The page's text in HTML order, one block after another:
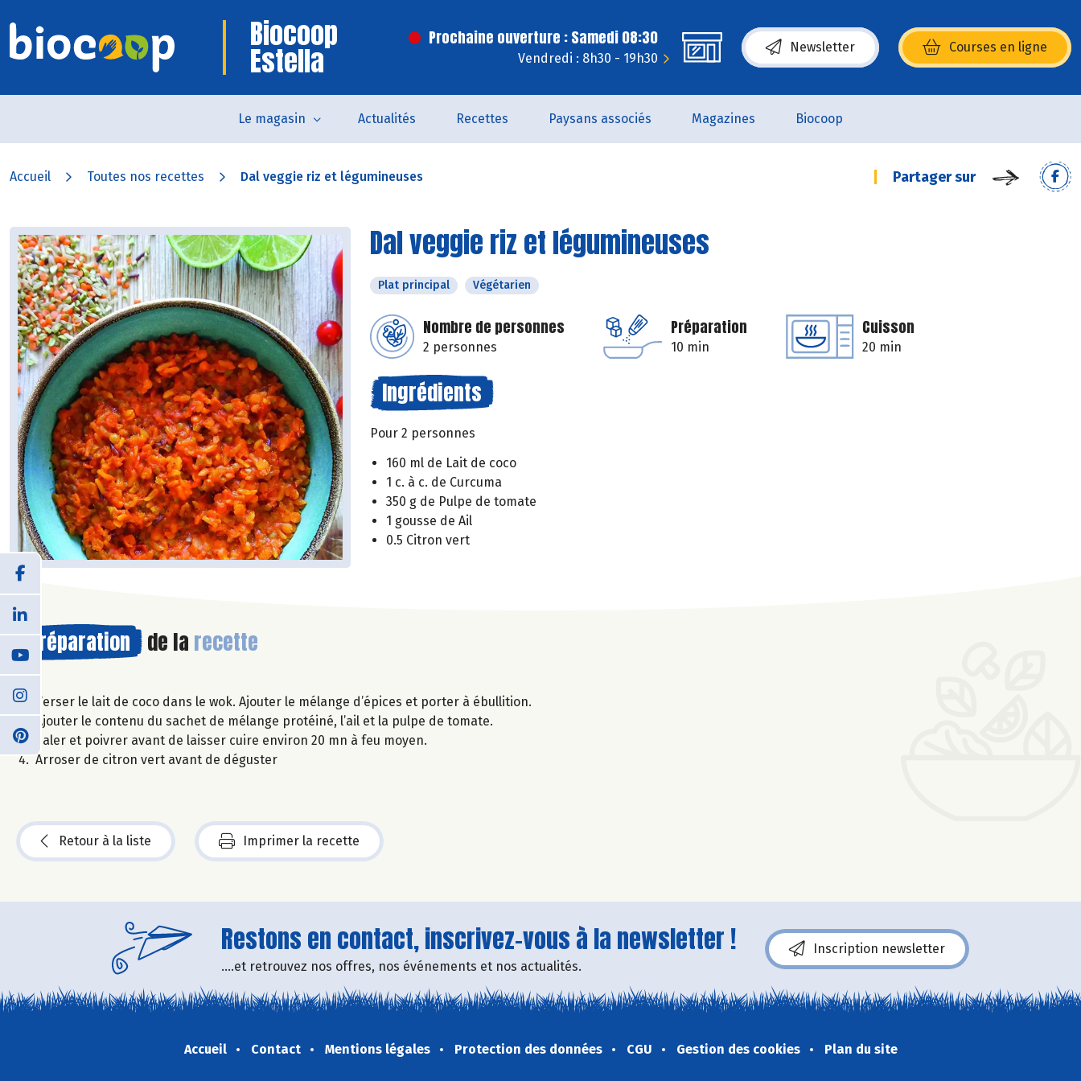
Biocoop
Estella
Prochaine ouverture : Samedi 08:30
Vendredi : 8h30 - 19h30
Newsletter Courses en ligne
(s’ouvre dans une nouvelle fenêtre)
Le magasin Actualités Recettes Paysans associés Magazines Biocoop
Accueil Toutes nos recettes Dal veggie riz et légumineuses Partager sur
Dal veggie riz et légumineuses
Plat principal Végétarien
Nombre de personnes
2 personnes
Préparation
10 min
Cuisson
20 min
Ingrédients
Pour 2 personnes
160 ml de Lait de coco
1 c. à c. de Curcuma
350 g de Pulpe de tomate
1 gousse de Ail
0.5 Citron vert
Préparation de la recette
Verser le lait de coco dans le wok. Ajouter le mélange d’épices et porter à ébullition.
Ajouter le contenu du sachet de mélange protéiné, l’ail et la pulpe de tomate.
Saler et poivrer avant de laisser cuire environ 20 mn à feu moyen.
Arroser de citron vert avant de déguster
Retour à la liste Imprimer la recette
Restons en contact, inscrivez-vous à la newsletter !
....et retrouvez nos offres, nos événements et nos actualités.
Inscription newsletter
Accueil Contact Mentions légales Protection des données CGU Gestion des cookies Plan du site